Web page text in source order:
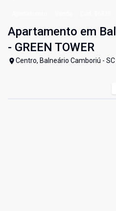
Apartamento em
- GREEN TOWER
Centro, Balneário Camboriú - SC